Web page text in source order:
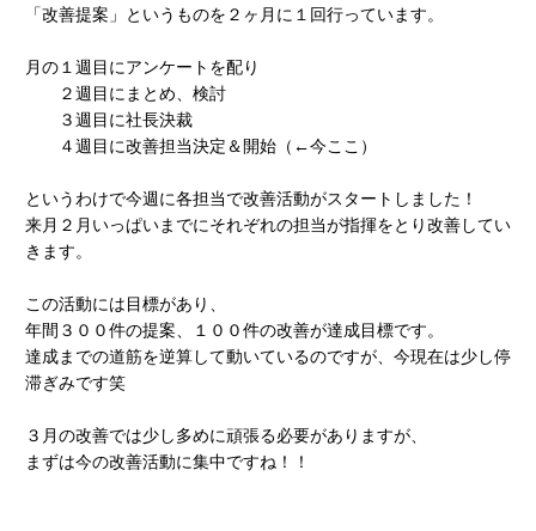
「改善提案」というものを２ヶ月に１回行っています。
月の１週目にアンケートを配り
２週目にまとめ、検討
３週目に社長決裁
４週目に改善担当決定＆開始（←今ここ）
というわけで今週に各担当で改善活動がスタートしました！
来月２月いっぱいまでにそれぞれの担当が指揮をとり改善してい
きます。
この活動には目標があり、
年間３００件の提案、１００件の改善が達成目標です。
達成までの道筋を逆算して動いているのですが、今現在は少し停
滞ぎみです笑
３月の改善では少し多めに頑張る必要がありますが、
まずは今の改善活動に集中ですね！！